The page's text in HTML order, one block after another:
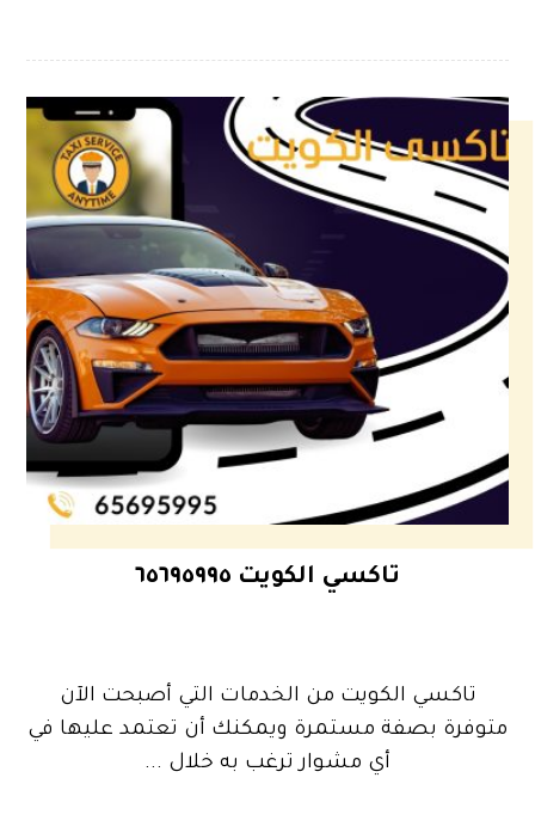
تاكسي الكويت ٦٥٦٩٥٩٩٥
تاكسي الكويت من الخدمات التي أصبحت الآن
متوفرة بصفة مستمرة ويمكنك أن تعتمد عليها في
أي مشوار ترغب به خلال ...